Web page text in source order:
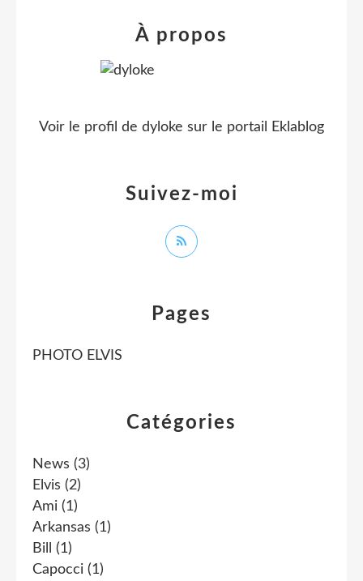
Catégories
News (3)
Elvis (2)
Ami (1)
Arkansas (1)
Bill
(1)
Capocci (1)
Pages
PHOTO ELVIS
Suivez-moi
À propos
Voir le profil de dyloke sur le portail Eklablog